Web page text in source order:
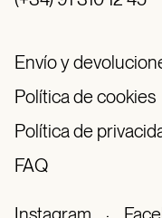
Envío y
Política de cookies
Política de
FAQ